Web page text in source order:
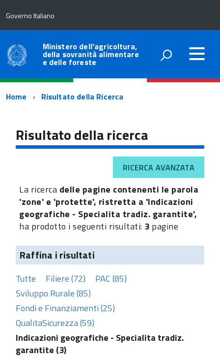
Governo Italiano
Ministero dell'agricoltura,
della sovranità alimentare
e delle foreste
Percorso
navigazione
Home Risultato della Ricerca
Risultato della ricerca
RICERCA AVANZATA
La ricerca delle pagine contenenti le parola
'zone' e 'protette', ristretta a 'Indicazioni
geografiche - Specialita tradiz. garantite',
ha prodotto i seguenti risultati: 3 pagine
Raffina i risultati
Tutte Filiere (72)
PAC (85)
Sviluppo Rurale (85)
Fondi e Finanziamenti (25)
QualitaSicurezza (59)
Indicazioni geografiche - Specialita tradiz.
garantite (3)